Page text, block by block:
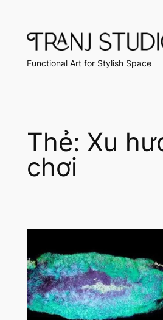
phần
Functional Art for Stylish Space
Thẻ: Xu
chơi